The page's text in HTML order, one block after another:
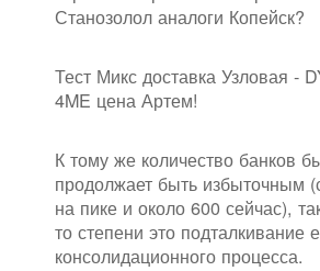
Станозолол аналоги Копейск?
Тест Микс доставка Узловая -
4ME цена Артем!
К тому же количество банков
продолжает быть избыточным
на пике и около 600 сейчас),
то степени это подталкивание
консолидационного процесса.